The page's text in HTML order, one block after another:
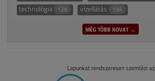
technológia 128 vízellátás 184
MÉG TÖBB ROVAT →
Lapunkat rendszeresen szemlézi az